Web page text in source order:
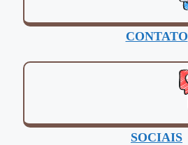
CONTATO
SOCIAIS